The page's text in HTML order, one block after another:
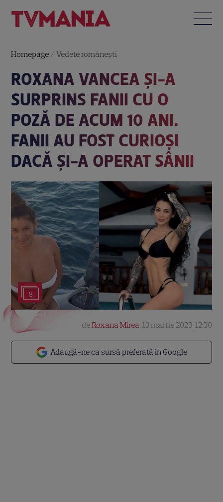
Homepage /Vedete româneşti
ROXANA VANCEA ȘI-A
SURPRINS FANII CU O
POZĂ DE ACUM 10 ANI.
FANII AU FOST CURIOȘI
DACĂ ȘI-A OPERAT SÂNII
8
Adaugă-ne ca sursă preferată în Google
deRoxana Mirea, 13 martie 2023, 12:30